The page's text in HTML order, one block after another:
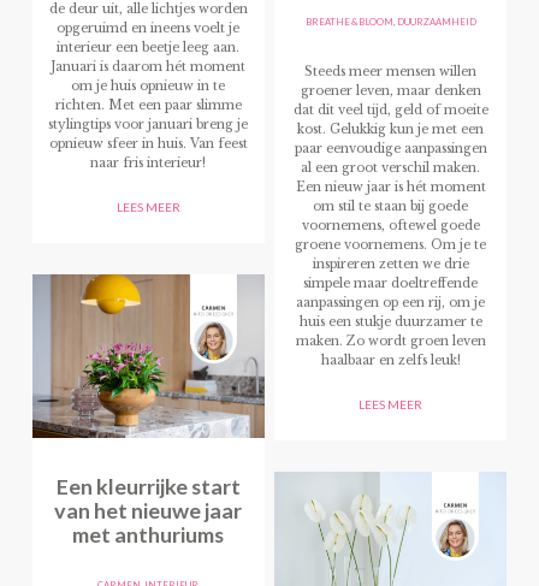
de deur uit, alle lichtjes worden
opgeruimd en ineens voelt je
interieur een beetje leeg aan.
Januari is daarom hét moment
om je huis opnieuw in te
richten. Met een paar slimme
stylingtips voor januari breng je
opnieuw sfeer in huis. Van feest
naar fris interieur!
LEES MEER
Een kleurrijke start
van het nieuwe jaar
met anthuriums
BREATHE & BLOOM DUURZAAMHEID
Steeds meer mensen willen
groener leven, maar denken
dat dit veel tijd, geld of moeite
kost. Gelukkig kun je met een
paar eenvoudige aanpassingen
al een groot verschil maken.
Een nieuw jaar is hét moment
om stil te staan bij goede
voornemens, oftewel goede
groene voornemens. Om je te
inspireren zetten we drie
simpele maar doeltreffende
aanpassingen op een rij, om je
huis een stukje duurzamer te
maken. Zo wordt groen leven
haalbaar en zelfs leuk!
LEES MEER